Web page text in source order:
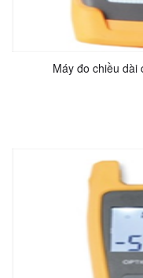
Máy đo chiều dài